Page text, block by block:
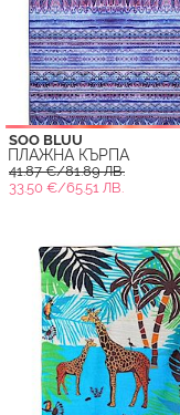
SOO BLUU
ПЛАЖНА КЪРПА
41.87 €/81.89 ЛВ.
33.50 €/65.51 ЛВ.